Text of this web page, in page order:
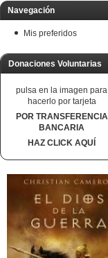
Navegación
Mis preferidos
Donaciones Voluntarias
pulsa en la imagen para
hacerlo por tarjeta
POR TRANSFERENCIA
BANCARIA
HAZ CLICK AQUÍ